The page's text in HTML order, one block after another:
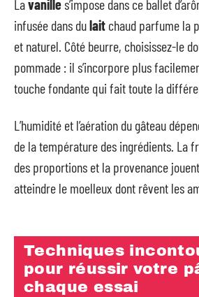
Lavanilles’impose dans ce ballet
infusée dans dulait chaud parfume la
et naturel. Côté beurre, choisissez-le
pommade : il s’incorpore plus
touche fondante qui fait toute la
L’humidité et l’aération du gâteau
de la température des ingrédients. La
des proportions et la provenance
atteindre le moelleux dont rêvent les
Techniques
pour réussir votre
chaque essai